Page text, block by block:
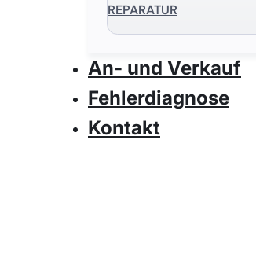
REPARATUR
An- und Verkauf
Fehlerdiagnose
Kontakt